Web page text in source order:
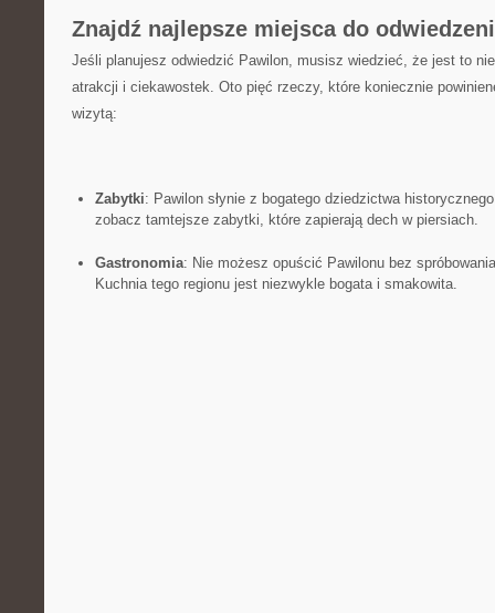
Znajdź ⁤najlepsze miejsca do
Jeśli planujesz odwiedzić ⁣Pawilon, ‍musisz wiedzieć,⁤ że jest ‌to
atrakcji i ⁤ciekawostek. Oto ‌pięć rzeczy, które koniecznie⁣
wizytą:
Zabytki: Pawilon ‍słynie z bogatego ⁢dziedzictwa
zobacz tamtejsze zabytki, które ⁤zapierają dech‌ w piersiach.
Gastronomia: ‌Nie możesz opuścić Pawilonu bez
‍Kuchnia tego regionu ‌jest‍ niezwykle‍ bogata i smakowita.